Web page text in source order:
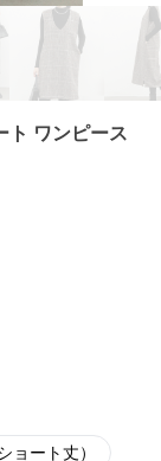
ワンピース
ョート丈）